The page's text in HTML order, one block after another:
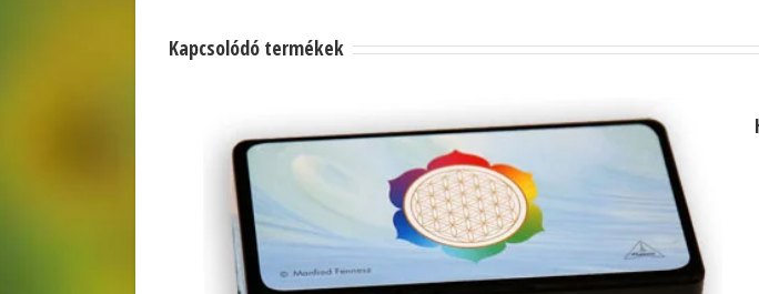
Kapcsolódó termékek